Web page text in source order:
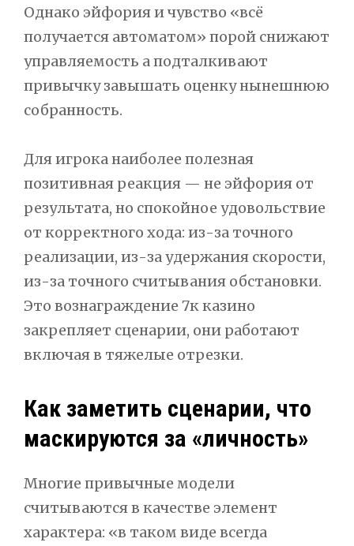
Однако эйфория и чувство «всё
получается автоматом» порой снижают
управляемость а подталкивают
привычку завышать оценку нынешнюю
собранность.
Для игрока наиболее полезная
позитивная реакция — не эйфория от
результата, но спокойное удовольствие
от корректного хода: из-за точного
реализации, из-за удержания скорости,
из-за точного считывания обстановки.
Это вознаграждение 7к казино
закрепляет сценарии, они работают
включая в тяжелые отрезки.
Как заметить сценарии, что
маскируются за «личность»
Многие привычные модели
считываются в качестве элемент
характера: «в таком виде всегда